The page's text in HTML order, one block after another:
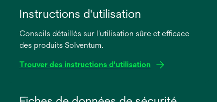
Instructions d'utilisation
Conseils détaillés sur l'utilisation sûre et efficace
des produits Solventum.
Trouver des instructions d'utilisation
dans